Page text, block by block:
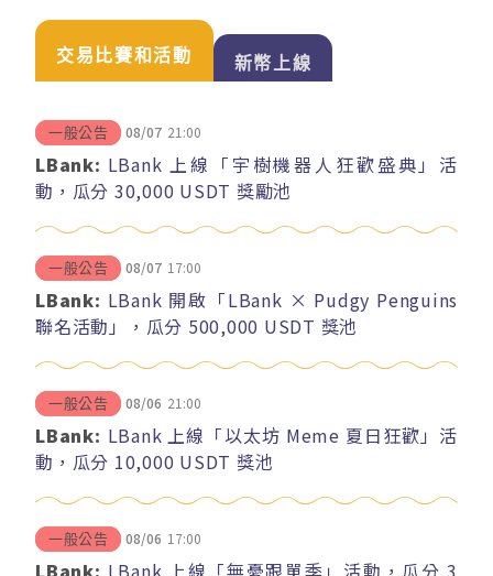
交易比賽和活動 新幣上線
一般公告 08/07 21:00
LBank: LBank 上線「宇樹機器人狂歡盛典」活
動，瓜分 30,000 USDT 獎勵池
一般公告 08/07 17:00
LBank: LBank 開啟「LBank × Pudgy Penguins
聯名活動」，瓜分 500,000 USDT 獎池
一般公告 08/06 21:00
LBank: LBank 上線「以太坊 Meme 夏日狂歡」活
動，瓜分 10,000 USDT 獎池
一般公告 08/06 17:00
LBank: LBank 上線「無憂跟單季」活動，瓜分 3